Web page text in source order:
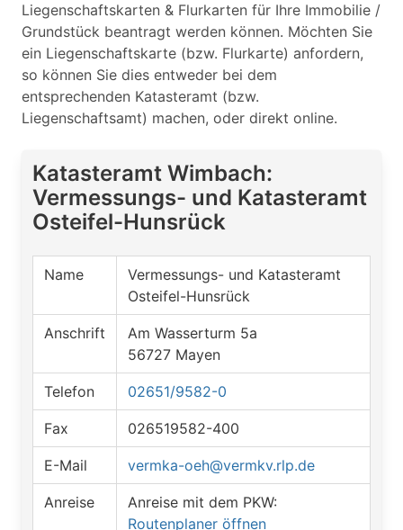
Liegenschaftskarten & Flurkarten für Ihre Immobilie /
Grundstück beantragt werden können. Möchten Sie
ein Liegenschaftskarte (bzw. Flurkarte) anfordern,
so können Sie dies entweder bei dem
entsprechenden Katasteramt (bzw.
Liegenschaftsamt) machen, oder direkt online.
Katasteramt Wimbach:
Vermessungs- und Katasteramt
Osteifel-Hunsrück
Name
Vermessungs- und Katasteramt
Osteifel-Hunsrück
Anschrift
Am Wasserturm 5a
56727 Mayen
Telefon 02651/9582-0
Fax 026519582-400
E-Mail vermka-oeh@vermkv.rlp.de
Anreise
Anreise mit dem PKW:
Routenplaner öffnen